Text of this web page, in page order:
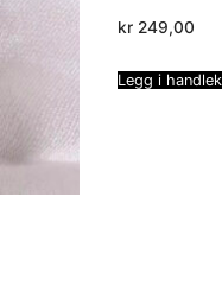
kr 249,00
Legg i